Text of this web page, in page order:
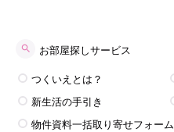
お部屋探しサービス
つくいえとは？
新生活の手引き
物件資料一括取り寄せフォーム